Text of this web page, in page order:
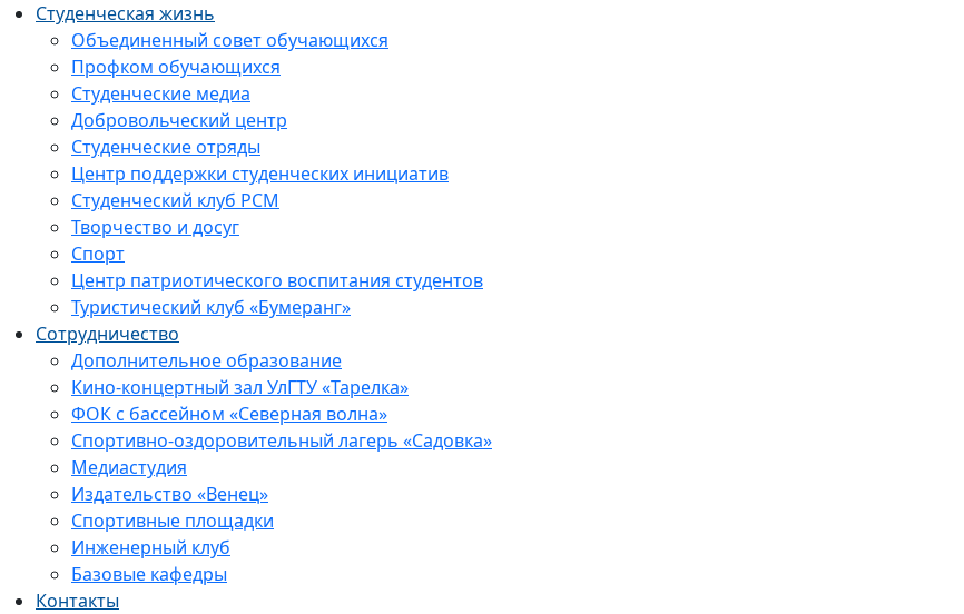
Студенческая жизнь
Объединенный совет обучающихся
Профком обучающихся
Студенческие медиа
Добровольческий центр
Студенческие отряды
Центр поддержки студенческих инициатив
Студенческий клуб РСМ
Творчество и досуг
Спорт
Центр патриотического воспитания студентов
Туристический клуб «Бумеранг»
Сотрудничество
Дополнительное образование
Кино-концертный зал УлГТУ «Тарелка»
ФОК с бассейном «Северная волна»
Спортивно-оздоровительный лагерь «Садовка»
Медиастудия
Издательство «Венец»
Спортивные площадки
Инженерный клуб
Базовые кафедры
Контакты